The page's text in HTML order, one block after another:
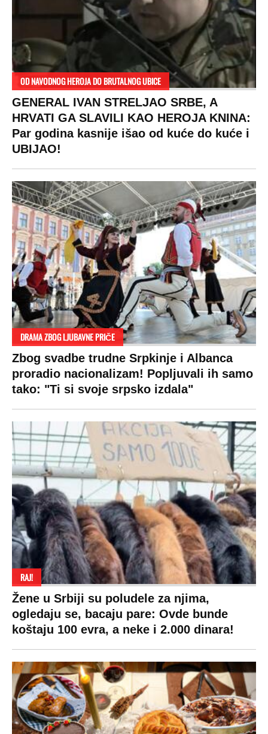
OD NAVODNOG HEROJA DO BRUTALNOG UBICE
GENERAL IVAN STRELJAO SRBE, A
HRVATI GA SLAVILI KAO HEROJA KNINA:
Par godina kasnije išao od kuće do kuće i
UBIJAO!
DRAMA ZBOG LJUBAVNE PRIČE
Zbog svadbe trudne Srpkinje i Albanca
proradio nacionalizam! Popljuvali ih samo
tako: "Ti si svoje srpsko izdala"
RAJ!
Žene u Srbiji su poludele za njima,
ogledaju se, bacaju pare: Ovde bunde
koštaju 100 evra, a neke i 2.000 dinara!